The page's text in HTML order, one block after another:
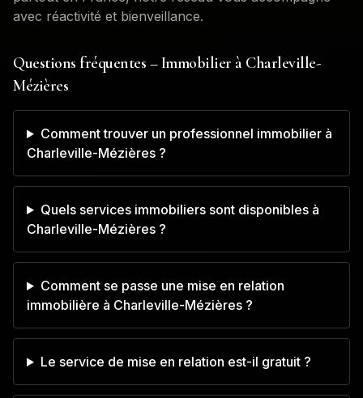
avec réactivité et bienveillance.
Questions fréquentes – Immobilier à Charleville-
Mézières
Comment trouver un professionnel immobilier à
Charleville-Mézières ?
Quels services immobiliers sont disponibles à
Charleville-Mézières ?
Comment se passe une mise en relation
immobilière à Charleville-Mézières ?
Le service de mise en relation est-il gratuit ?